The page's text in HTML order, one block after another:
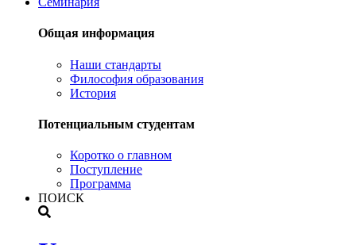
Общая информация
Наши стандарты
Философия образования
История
Потенциальным студентам
Коротко о главном
Поступление
Программа
ПОИСК